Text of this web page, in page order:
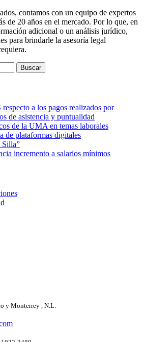
contamos con un equipo de expertos
de 20 años en el mercado. Por lo que, en
adicional o un análisis jurídico,
para brindarle la asesoría legal
a los pagos realizados por
de asistencia y puntualidad
de la UMA en temas laborales
de plataformas digitales
Silla”
incremento a salarios mínimos
y Monterrey , N.L.